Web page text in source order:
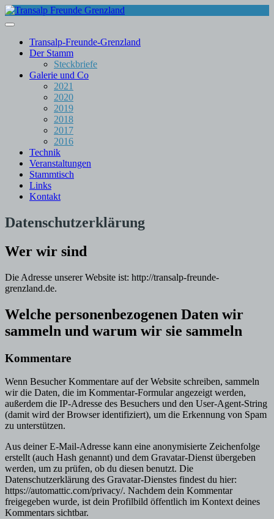
Skip
to
Transalp-Freunde-Grenzland
Der Stamm
Steckbriefe
Galerie und Co
2021
2020
2019
2018
2017
2016
Technik
Veranstaltungen
Stammtisch
Links
Kontakt
Datenschutzerklärung
Wer wir sind
Die Adresse unserer Website ist: http://transalp-freunde-
grenzland.de.
Welche personenbezogenen Daten wir
sammeln und warum wir sie sammeln
Kommentare
Wenn Besucher Kommentare auf der Website schreiben, sammeln
wir die Daten, die im Kommentar-Formular angezeigt werden,
außerdem die IP-Adresse des Besuchers und den User-Agent-String
(damit wird der Browser identifiziert), um die Erkennung von Spam
zu unterstützen.
Aus deiner E-Mail-Adresse kann eine anonymisierte Zeichenfolge
erstellt (auch Hash genannt) und dem Gravatar-Dienst übergeben
werden, um zu prüfen, ob du diesen benutzt. Die
Datenschutzerklärung des Gravatar-Dienstes findest du hier:
https://automattic.com/privacy/. Nachdem dein Kommentar
freigegeben wurde, ist dein Profilbild öffentlich im Kontext deines
Kommentars sichtbar.